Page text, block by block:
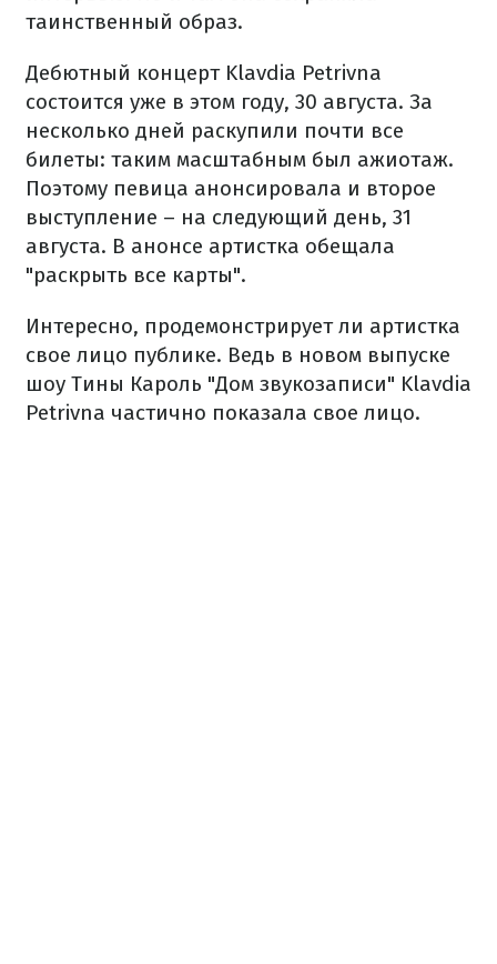
таинственный образ.
Дебютный концерт Klavdia Petrivna
состоится уже в этом году, 30 августа. За
несколько дней раскупили почти все
билеты: таким масштабным был ажиотаж.
Поэтому певица анонсировала и второе
выступление – на следующий день, 31
августа. В анонсе артистка обещала
"раскрыть все карты".
Интересно, продемонстрирует ли артистка
свое лицо публике. Ведь в новом выпуске
шоу Тины Кароль "Дом звукозаписи" Klavdia
Petrivna частично показала свое лицо.